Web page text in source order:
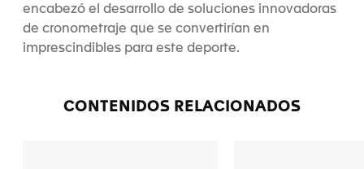
encabezó el desarrollo de soluciones innovadoras
de cronometraje que se convertirían en
imprescindibles para este deporte.
CONTENIDOS RELACIONADOS